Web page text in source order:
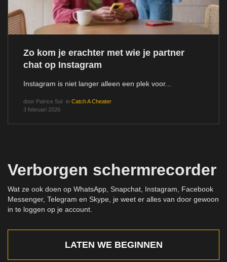
Zo kom je erachter met wie je partner
chat op Instagram
Instagram is niet langer alleen een plek voor...
door Patrice Sol in Catch A Cheater
3 februari 2026
Verborgen schermrecorder
Wat ze ook doen op WhatsApp, Snapchat, Instagram, Facebook
Messenger, Telegram en Skype, je weet er alles van door gewoon
in te loggen op je account.
LATEN WE BEGINNEN